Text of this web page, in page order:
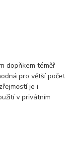
dopňkem téměř
pro větší počet
je i
v privátním